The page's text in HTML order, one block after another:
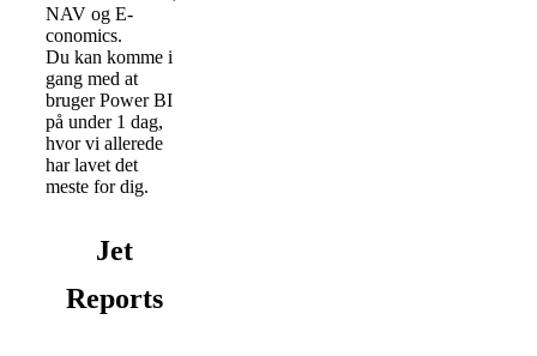
NAV og E-
conomics.
Du kan komme i
gang med at
bruger Power BI
på under 1 dag,
hvor vi allerede
har lavet det
meste for dig.
Jet
Reports